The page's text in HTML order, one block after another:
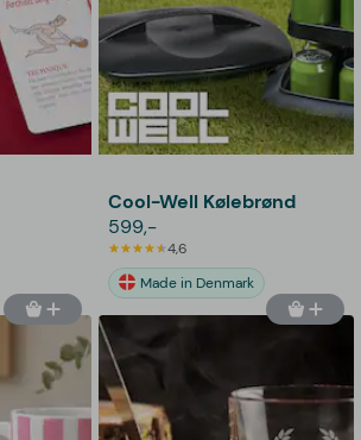
Cool-Well Kølebrønd
599,-
4,6
Made in Denmark